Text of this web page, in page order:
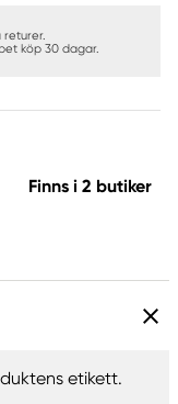
returer.
köp 30 dagar.
Finns i 2 butiker
etikett.